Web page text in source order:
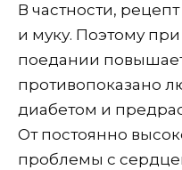
В частности,
и муку. Поэтому
поедании
противопоказано
диабетом и
От постоянно
проблемы с